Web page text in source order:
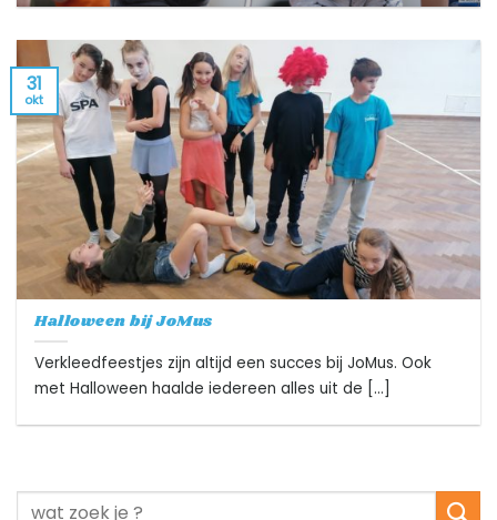
Halloween bij JoMus
Verkleedfeestjes zijn altijd een succes bij JoMus. Ook
met Halloween haalde iedereen alles uit de [...]
31
okt